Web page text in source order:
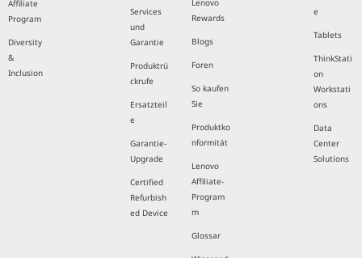
Affiliate
Program
Diversity
&
Inclusion
Services
und
Garantie
Produktrü
ckrufe
Ersatzteil
e
Garantie-
Upgrade
Certified
Refurbish
ed Device
Lenovo
Rewards
Blogs
Foren
So kaufen
Sie
Produktko
nformität
Lenovo
Affiliate-
Program
m
Glossar
e
Tablets
ThinkStati
on
Workstati
ons
Data
Center
Solutions